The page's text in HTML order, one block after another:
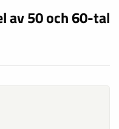
av 50 och 60-tal